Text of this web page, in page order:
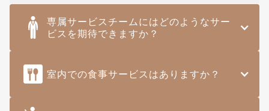
専属サービスチームにはどのようなサー
ビスを期待できますか？
室内での食事サービスはありますか？